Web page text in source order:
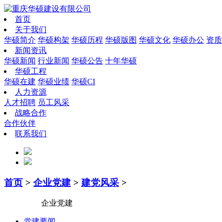
首页
关于我们
华硕简介 华硕构架 华硕历程 华硕版图 华硕文化 华硕办公 资
新闻资讯
华硕新闻 行业新闻 华硕公告 十年华硕
华硕工程
华硕在建 华硕业绩 华硕CI
人力资源
人才招聘 员工风采
战略合作
合作伙伴
联系我们
首页 > 企业党建 > 建党风采 >
企业党建